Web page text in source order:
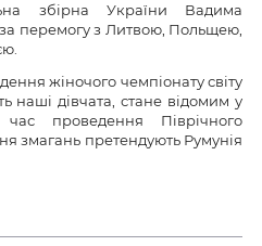
збірна України Вадима
перемогу з Литвою, Польщею,
жіночого чемпіонату світу
наші дівчата, стане відомим у
проведення Піврічного
змагань претендують Румунія